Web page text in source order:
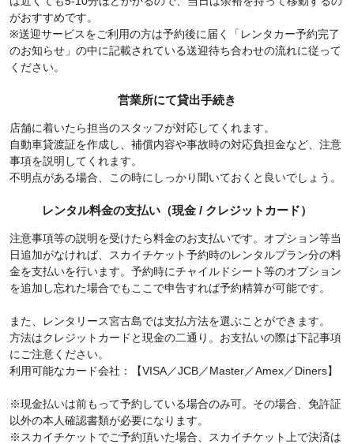
がおすすめです。
※送迎サービスをご利用の方は予約後に届く「レンタカー予約完了
のお知らせ」の中に記載されている送迎待ち合わせの流れに従って
ください。
営業所にて貸出手続き
店舗に着いたら担当のスタッフが対応してくれます。
自動車貸渡証を作成し、補償内容や事故時の対応負担金など、注意
事項を説明してくれます。
不明点がある場合、この時にしっかり聞いておくと良いでしょう。
レンタル料金の支払い（現金 / クレジットカード）
注意事項等の説明を受けたら料金のお支払いです。オプション等当
日追加がなければ、スカイチケット予約時のレンタルプラン分の料
金を支払いを行います。予約時にチャイルドシート等のオプション
を追加し忘れた場合でもここで申告すれば予約精算が可能です。
また、レンタリース宮古島では支払方法を選ぶことができます。
方法はクレジットカードと現金の二通り。お支払いの際は下記事項
にご注意ください。
利用可能なカード会社：【VISA／JCB／Master／Amex／Diners】
※現金払いは前もって予約している場合のみ可。その場合、免許証
以外の本人確認書類が必要になります。
※スカイチケットでご予約頂いた場合、スカイチケット上で決済は